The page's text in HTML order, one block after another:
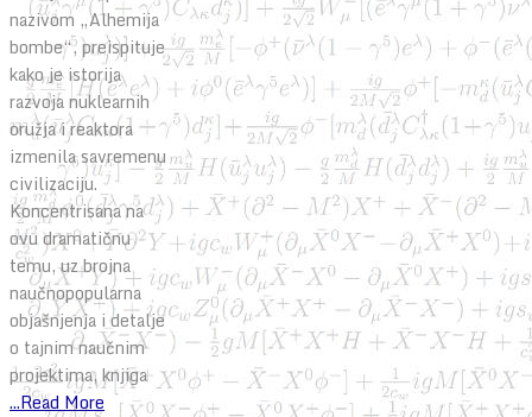
nazivom „Alhemija
bombe“, preispituje
kako je istorija
razvoja nuklearnih
oružja i reaktora
izmenila savremenu
civilizaciju.
Koncentrisana na
ovu dramatičnu
temu, uz brojna
naučnopopularna
objašnjenja i detalje
o tajnim naučnim
projektima, knjiga
...Read More